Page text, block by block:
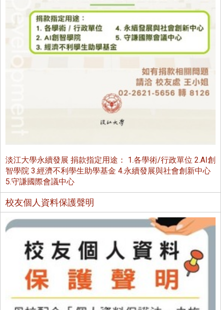
淡江大學永續發展 捐款指定用途： 1.各學術/行政單位 2.AI創
智學院 3.經濟不利學生助學基金 4.永續發展與社會創新中心
5.守謙國際會議中心
校友個人資料保護聲明